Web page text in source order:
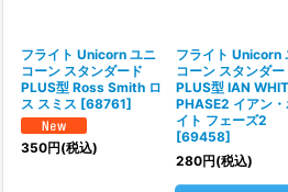
フライト Unicorn ユニ
コーン スタンダード
PLUS型 Ross Smith ロ
ス スミス [68761]
350円(税込)
フライト Unicorn
コーン スタンダー
PLUS型 IAN
PHASE2 イアン・
イト フェーズ2
[69458]
280円(税込)